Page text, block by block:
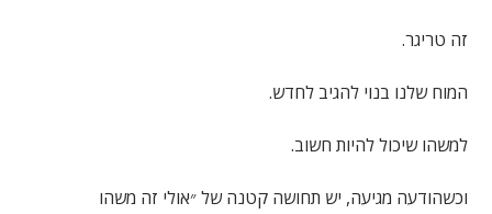
זה טריגר.
המוח שלנו בנוי להגיב לחדש.
למשהו שיכול להיות חשוב.
וכשהודעה מגיעה, יש תחושה קטנה של ״אולי זה משהו